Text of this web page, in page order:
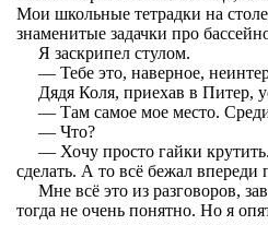
Мои школьные тетрадки на
знаменитые задачки про
Я заскрипел стулом.
— Тебе это, наверное,
Дядя Коля, приехав в Питер,
— Там самое мое место.
— Что?
— Хочу просто гайки
сделать. А то всё бежал впереди
Мне всё это из разговоров,
тогда не очень понятно. Но я